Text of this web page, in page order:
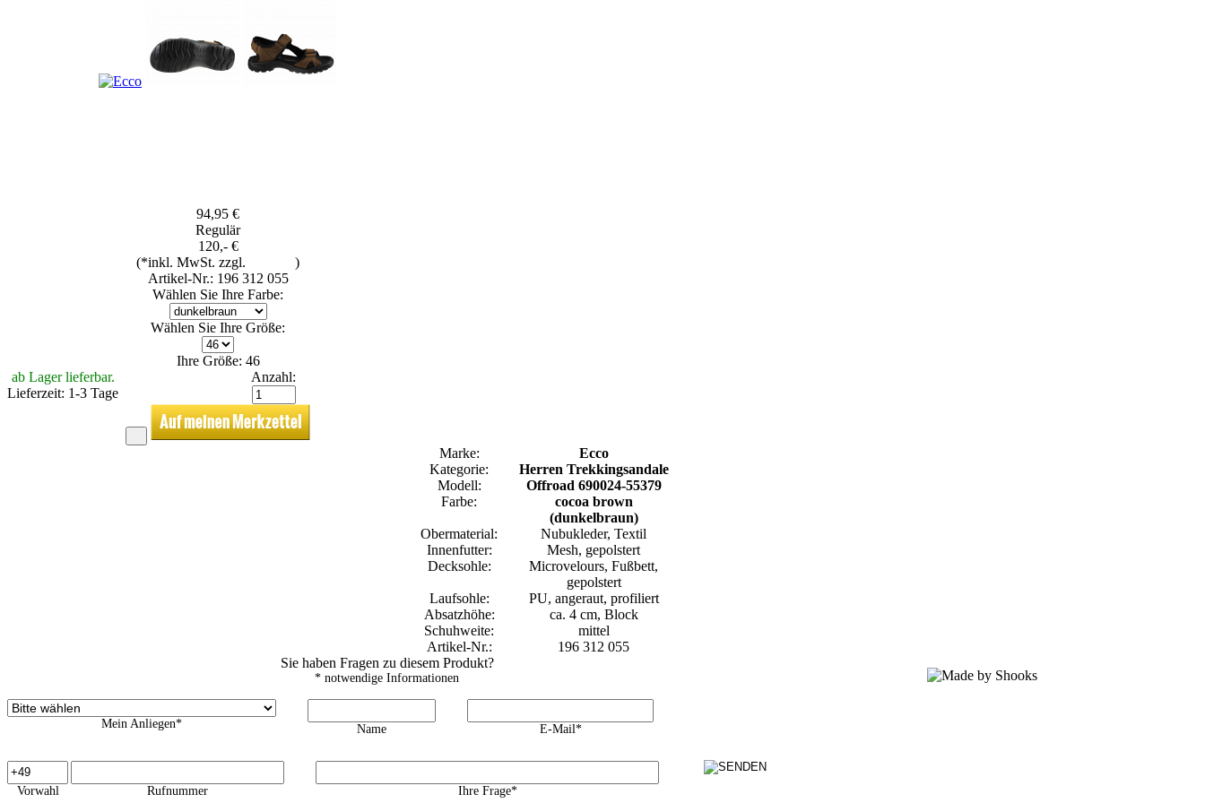
94,95 €
Regulär
120,- €
(*inkl. MwSt. zzgl.
)
Artikel-Nr.: 196 312 055
Wählen Sie Ihre Farbe:
Wählen Sie Ihre Größe:
Ihre Größe: 46
ab Lager lieferbar.
Lieferzeit: 1-3 Tage
Anzahl:
Marke:
Ecco
Kategorie:
Herren Trekkingsandale
Modell:
Offroad 690024-55379
Farbe:
cocoa brown
(dunkelbraun)
Obermaterial:
Nubukleder, Textil
Innenfutter:
Mesh, gepolstert
Decksohle:
Microvelours, Fußbett,
gepolstert
Laufsohle:
PU, angeraut, profiliert
Absatzhöhe:
ca. 4 cm, Block
Schuhweite:
mittel
Artikel-Nr.:
196 312 055
Sie haben Fragen zu diesem Produkt?
* notwendige Informationen
Mein Anliegen* Name E-Mail*
Vorwahl Rufnummer Ihre Frage*